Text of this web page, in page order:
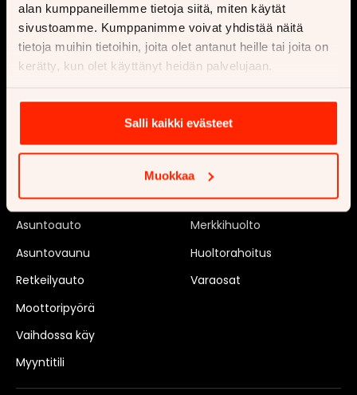
alan kumppaneillemme tietoja siitä, miten käytät
sivustoamme. Kumppanimme voivat yhdistää näitä
tietoja muihin tietoihin, joita olet antanut heille tai joita on
kerätty, kun olet käyttänyt heidän palvelujaan.
Salli kaikki evästeet
Muokkaa
Sponsorointi
Hallinto
Verkkolaskutusosoitteet
Huutokauppa
Auto
Asuntoauto
Asuntovaunu
Retkeilyauto
Moottoripyörä
Vaihdossa käy
Myyntitili
Huollata
Autohuolto
Merkkihuolto
Huoltorahoitus
Varaosat